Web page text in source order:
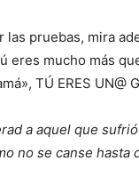
las pruebas, mira
eres mucho más
TÚ ERES UN@
a aquel que
no se canse hasta